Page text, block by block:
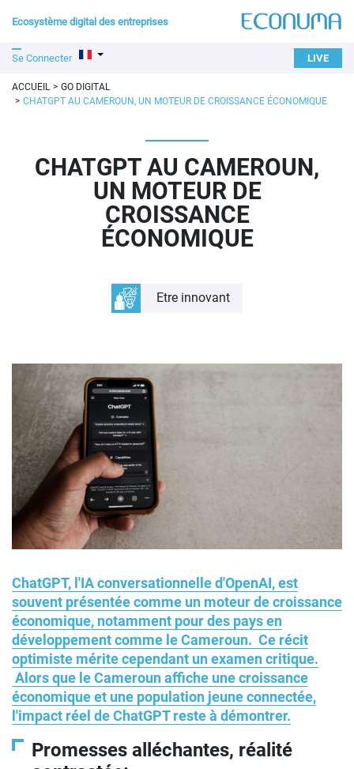
Ecosystème digital des entreprises
Se Connecter LIVE
ACCUEIL
GO DIGITAL
CHATGPT AU CAMEROUN, UN MOTEUR DE CROISSANCE ÉCONOMIQUE
CHATGPT AU CAMEROUN,
UN MOTEUR DE
CROISSANCE
ÉCONOMIQUE
Etre innovant
ChatGPT, l'IA conversationnelle d'OpenAI, est
souvent présentée comme un moteur de croissance
économique, notamment pour des pays en
développement comme le Cameroun. Ce récit
optimiste mérite cependant un examen critique.
Alors que le Cameroun affiche une croissance
économique et une population jeune connectée,
l'impact réel de ChatGPT reste à démontrer.
Promesses alléchantes, réalité